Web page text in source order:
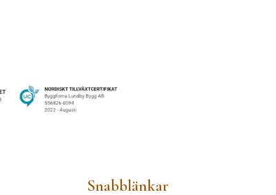
Snabblänkar